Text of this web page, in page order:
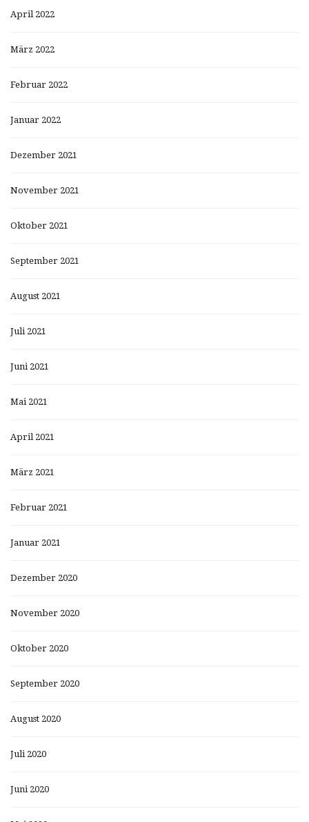
April 2022
März 2022
Februar 2022
Januar 2022
Dezember 2021
November 2021
Oktober 2021
September 2021
August 2021
Juli 2021
Juni 2021
Mai 2021
April 2021
März 2021
Februar 2021
Januar 2021
Dezember 2020
November 2020
Oktober 2020
September 2020
August 2020
Juli 2020
Juni 2020